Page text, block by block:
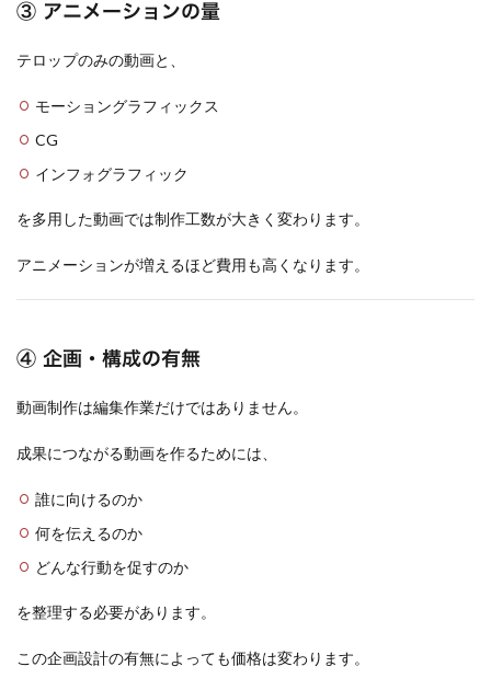
③ アニメーションの量
テロップのみの動画と、
モーショングラフィックス
CG
インフォグラフィック
を多用した動画では制作工数が大きく変わります。
アニメーションが増えるほど費用も高くなります。
④ 企画・構成の有無
動画制作は編集作業だけではありません。
成果につながる動画を作るためには、
誰に向けるのか
何を伝えるのか
どんな行動を促すのか
を整理する必要があります。
この企画設計の有無によっても価格は変わります。